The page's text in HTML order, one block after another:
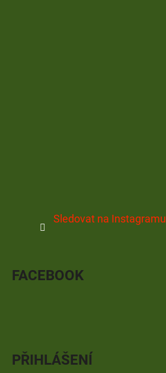
Sledovat na Instagramu
FACEBOOK
PŘIHLÁŠENÍ